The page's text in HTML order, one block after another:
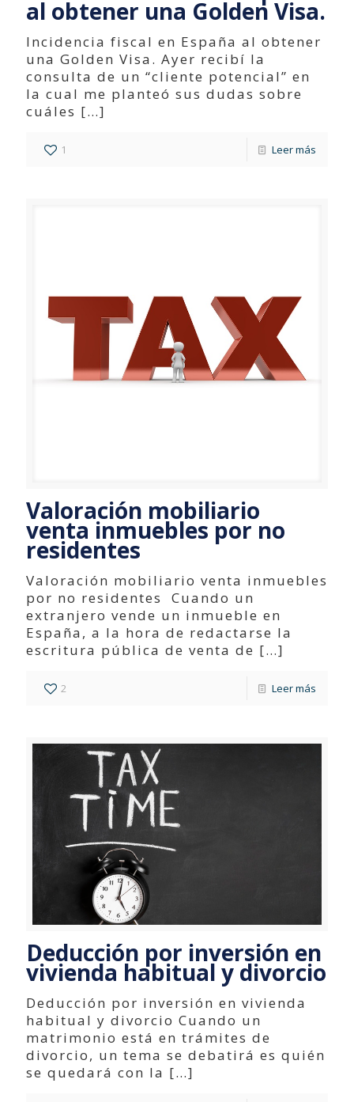
al obtener una Golden Visa.
Incidencia fiscal en España al obtener
una Golden Visa. Ayer recibí la
consulta de un “cliente potencial” en
la cual me planteó sus dudas sobre
cuáles […]
1 Leer más
Valoración mobiliario
venta inmuebles por no
residentes
Valoración mobiliario venta inmuebles
por no residentes Cuando un
extranjero vende un inmueble en
España, a la hora de redactarse la
escritura pública de venta de […]
2 Leer más
Deducción por inversión en
vivienda habitual y divorcio
Deducción por inversión en vivienda
habitual y divorcio Cuando un
matrimonio está en trámites de
divorcio, un tema se debatirá es quién
se quedará con la […]